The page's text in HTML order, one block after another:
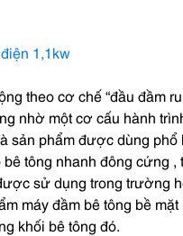
1,1kw
theo cơ chế “đầu đầm
nhờ một cơ cấu hành
sản phẩm được dùng
tông nhanh đông cứng
sử dụng trong trường
máy đầm bê tông bề
khối bê tông đó.